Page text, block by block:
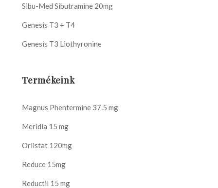
Sibu-Med Sibutramine 20mg
Genesis T3 + T4
Genesis T3 Liothyronine
Termékeink
Magnus Phentermine 37.5 mg
Meridia 15 mg
Orlistat 120mg
Reduce 15mg
Reductil 15 mg